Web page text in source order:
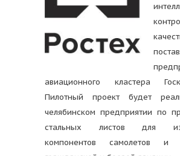
авиационного кластера
Пилотный проект будет
челябинском предприятии по
стальных листов для
компонентов самолетов и